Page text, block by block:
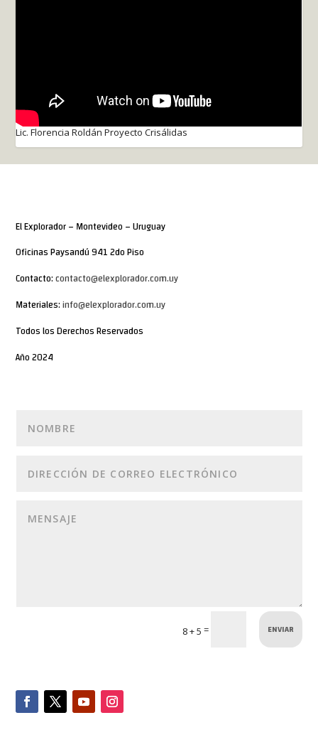
Lic. Florencia Roldán Proyecto Crisálidas
El Explorador – Montevideo – Uruguay
Oficinas Paysandú 941 2do Piso
Contacto:contacto@elexplorador.com.uy
Materiales:info@elexplorador.com.uy
Todos los Derechos Reservados
Año 2024
8 + 5 = ENVIAR